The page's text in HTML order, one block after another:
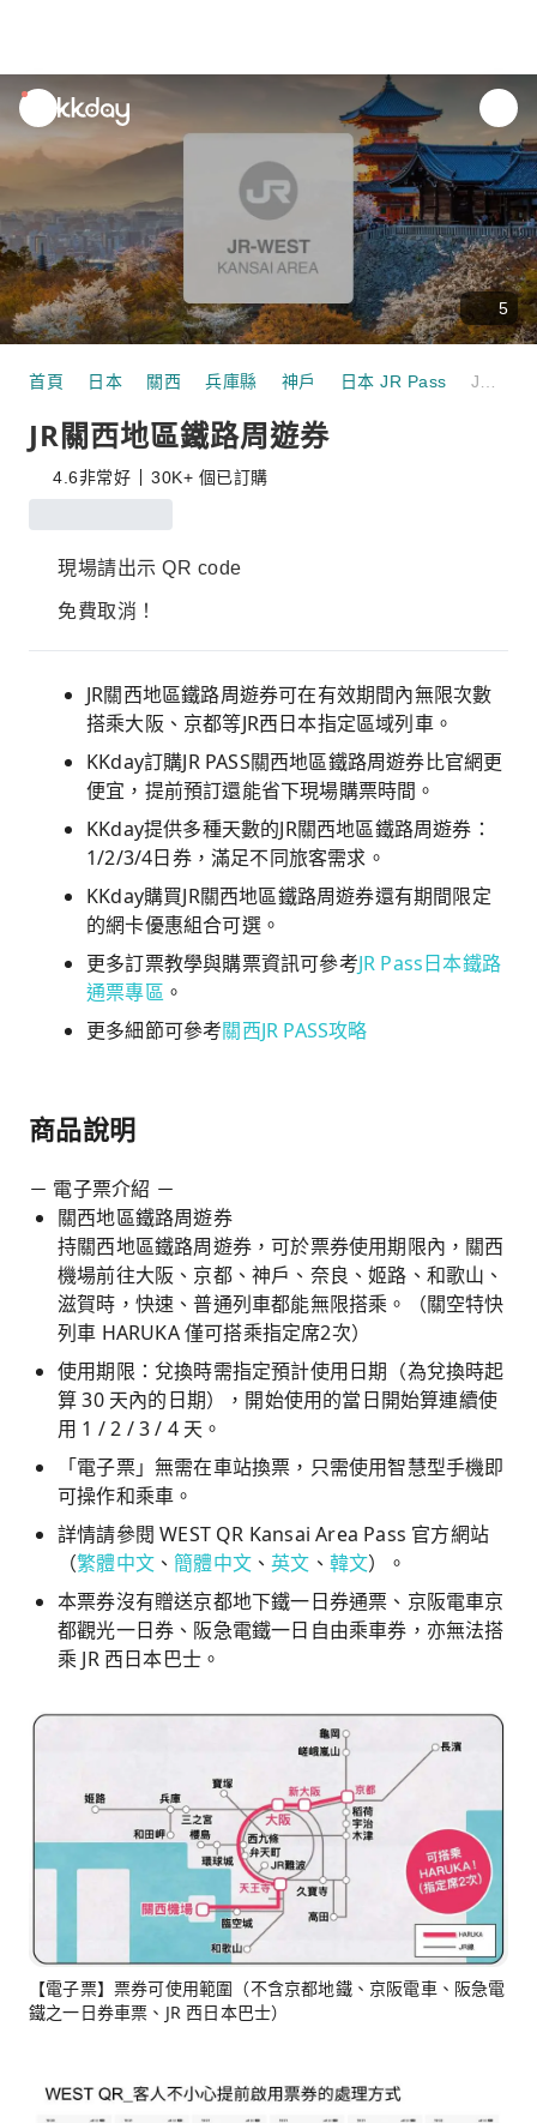
unread
notifications
5
首頁 日本 關西 兵庫縣 神戶 日本 JR Pass
JR關西地區鐵路周遊券
4.6非常好 30K+ 個已訂購
現場請出示 QR code
免費取消！
JR關西地區鐵路周遊券可在有效期間內無限次數
搭乘大阪、京都等JR西日本指定區域列車。
KKday訂購JR PASS關西地區鐵路周遊券比官網更
便宜，提前預訂還能省下現場購票時間。
KKday提供多種天數的JR關西地區鐵路周遊券：
1/2/3/4日券，滿足不同旅客需求。
KKday購買JR關西地區鐵路周遊券還有期間限定
的網卡優惠組合可選。
更多訂票教學與購票資訊可參考JR Pass日本鐵路
通票專區 。
更多細節可參考關西JR PASS攻略
商品說明
－ 電子票介紹 －
關西地區鐵路周遊券
持關西地區鐵路周遊券，可於票券使用期限內，關西
機場前往大阪、京都、神戶、奈良、姬路、和歌山、
滋賀時，快速、普通列車都能無限搭乘。（關空特快
列車 HARUKA 僅可搭乘指定席2次）
使用期限：兌換時需指定預計使用日期（為兌換時起
算 30 天內的日期），開始使用的當日開始算連續使
用 1 / 2 / 3 / 4 天。
「電子票」無需在車站換票，只需使用智慧型手機即
可操作和乘車。
詳情請參閱 WEST QR Kansai Area Pass 官方網站
（繁體中文 、簡體中文 、英文 、 韓文）。
本票券沒有贈送京都地下鐵一日券通票、京阪電車京
都觀光一日券、阪急電鐵一日自由乘車券，亦無法搭
乘 JR 西日本巴士。
【電子票】票券可使用範圍（不含京都地鐵、京阪電車、阪急電
鐵之一日券車票、JR 西日本巴士）